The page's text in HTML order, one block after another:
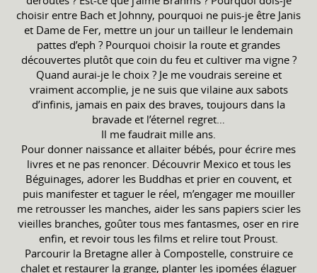
choisir entre Bach et Johnny, pourquoi ne puis-je être Janis
et Dame de Fer, mettre un jour un tailleur le lendemain
pattes d’eph ? Pourquoi choisir la route et grandes
découvertes plutôt que coin du feu et cultiver ma vigne ?
Quand aurai-je le choix ? Je me voudrais sereine et
vraiment accomplie, je ne suis que vilaine aux sabots
d’infinis, jamais en paix des braves, toujours dans la
bravade et l’éternel regret…
Il me faudrait mille ans.
Pour donner naissance et allaiter bébés, pour écrire mes
livres et ne pas renoncer. Découvrir Mexico et tous les
Béguinages, adorer les Buddhas et prier en couvent, et
puis manifester et taguer le réel, m’engager me mouiller
me retrousser les manches, aider les sans papiers scier les
vieilles branches, goûter tous mes fantasmes, oser en rire
enfin, et revoir tous les films et relire tout Proust.
Parcourir la Bretagne aller à Compostelle, construire ce
chalet et restaurer la grange, planter les ipomées élaguer